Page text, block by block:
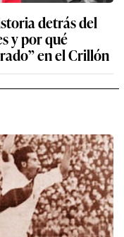
detrás del
y por qué
en el Crillón